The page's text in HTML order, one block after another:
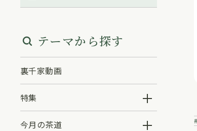
テーマから探す
裏千家動画
特集
今月の茶道